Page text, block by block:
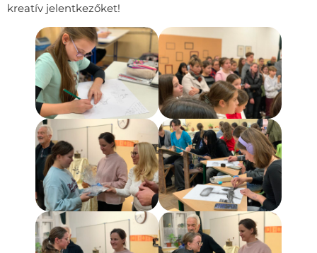
kreatív jelentkezőket!